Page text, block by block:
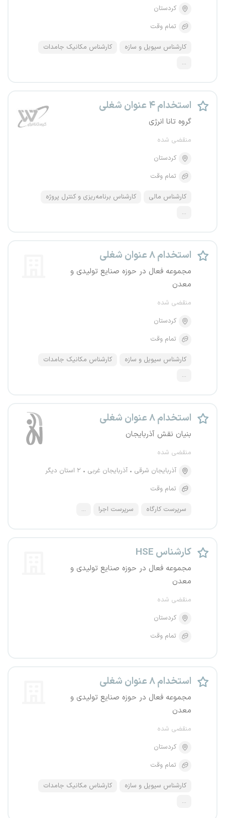
کردستان
تمام وقت
کارشناس سیویل و سازه
کارشناس مکانیک جامدات
...
استخدام ۴ عنوان شغلی
گروه تانا انرژی
منقضی شده
کردستان
تمام وقت
کارشناس مالی
کارشناس برنامه‌ریزی و کنترل پروژه
...
استخدام ۸ عنوان شغلی
مجموعه فعال در حوزه صنایع تولیدی و
معدن
منقضی شده
کردستان
تمام وقت
کارشناس سیویل و سازه
کارشناس مکانیک جامدات
...
استخدام ۸ عنوان شغلی
بنیان نقش آذربایجان
منقضی شده
آذربایجان شرقی
آذربایجان غربی
۲ استان دیگر
تمام وقت
سرپرست کارگاه سرپرست اجرا ...
کارشناس HSE
مجموعه فعال در حوزه صنایع تولیدی و
معدن
منقضی شده
کردستان
تمام وقت
استخدام ۸ عنوان شغلی
مجموعه فعال در حوزه صنایع تولیدی و
معدن
منقضی شده
کردستان
تمام وقت
کارشناس سیویل و سازه
کارشناس مکانیک جامدات
...